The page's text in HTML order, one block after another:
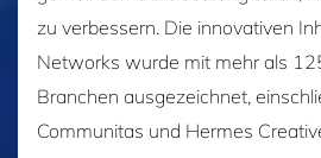
zu verbessern. Die innovativen
Networks wurde mit mehr als
Branchen ausgezeichnet,
Communitas und Hermes